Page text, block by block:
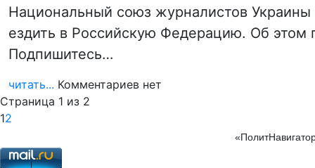
Национальный союз журналистов
ездить в Российскую Федерацию. Об
Подпишитесь…
читать... Комментариев нет
Страница 1 из 2
12